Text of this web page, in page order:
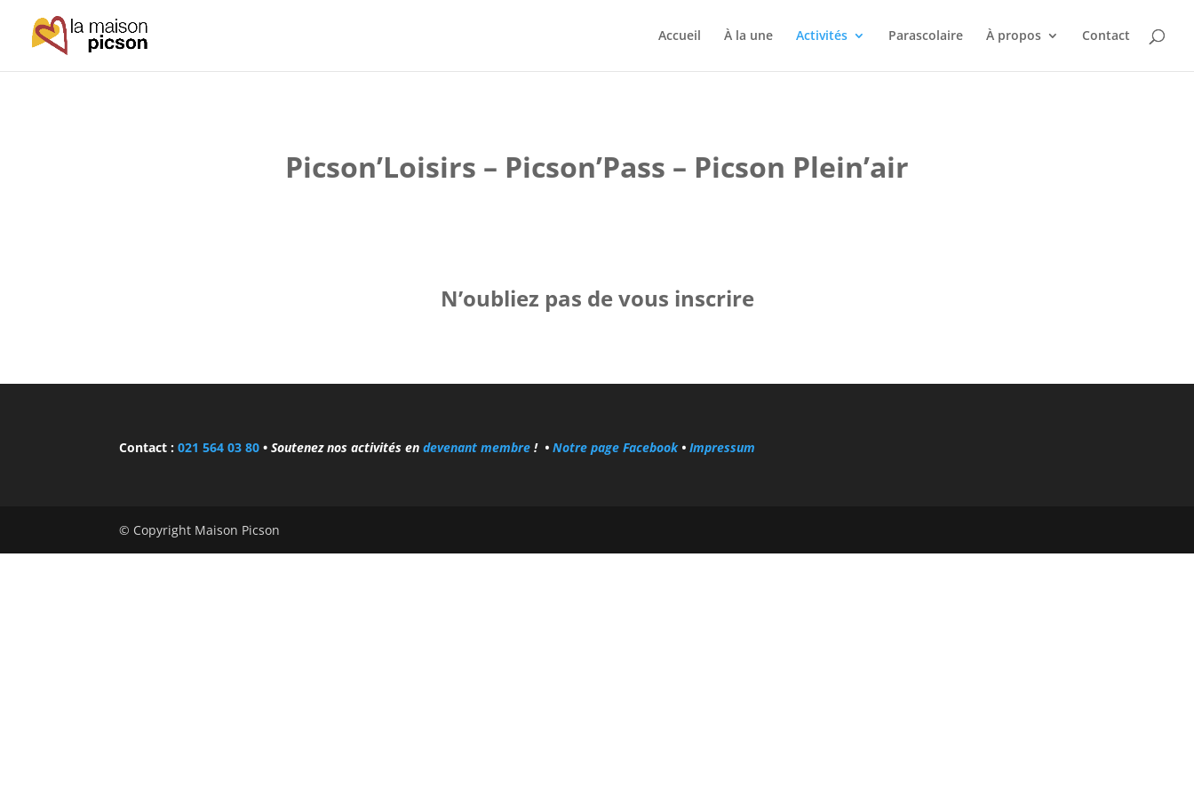
Accueil À la une Activités Parascolaire À propos Contact
Picson’Loisirs – Picson’Pass – Picson Plein’air
N’oubliez pas de vous inscrire
Contact :021 564 03 80 •Soutenez nos activités endevenant membre ! •Notre page Facebook •Impressum
© Copyright Maison Picson